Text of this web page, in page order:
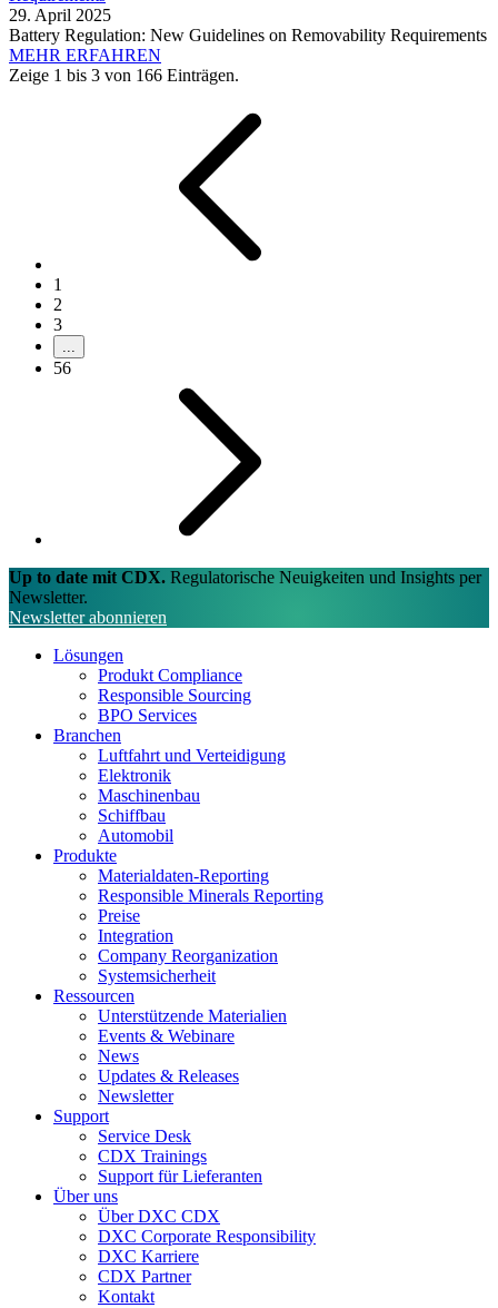
29. April 2025
Battery Regulation: New Guidelines on Removability Requirements
MEHR ERFAHREN
Zeige 1 bis 3 von 166 Einträgen.
1
2
3
...
56
Up to date mit CDX. Regulatorische Neuigkeiten und Insights per
Newsletter.
Newsletter abonnieren
Lösungen
Produkt Compliance
Responsible Sourcing
BPO Services
Branchen
Luftfahrt und Verteidigung
Elektronik
Maschinenbau
Schiffbau
Automobil
Produkte
Materialdaten-Reporting
Responsible Minerals Reporting
Preise
Integration
Company Reorganization
Systemsicherheit
Ressourcen
Unterstützende Materialien
Events & Webinare
News
Updates & Releases
Newsletter
Support
Service Desk
CDX Trainings
Support für Lieferanten
Über uns
Über DXC CDX
DXC Corporate Responsibility
DXC Karriere
CDX Partner
Kontakt